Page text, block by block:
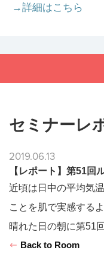
→詳細はこちら
セミナーレ
2019.06.13
【レポート】第51回
近頃は日中の平均気
ことを肌で実感する
晴れた日の朝に第51
Back to Room